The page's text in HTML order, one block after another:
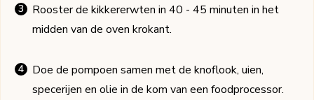
Rooster de kikkererwten in 40 - 45 minuten in het
midden van de oven krokant.
Doe de pompoen samen met de knoflook, uien,
specerijen en olie in de kom van een foodprocessor.